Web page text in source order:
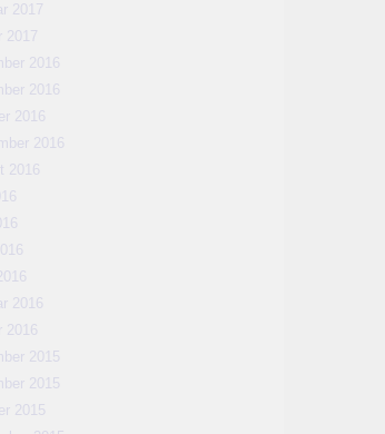
2017
2017
2016
2016
2016
2016
2016
2016
2016
2015
2015
2015